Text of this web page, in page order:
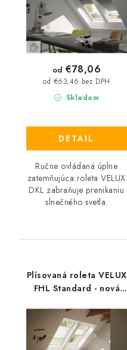
Skladom
od €63,46 bez DPH
od €78,06
DETAIL
Ručne ovládaná úplne
zatemňujúca roleta VELUX
DKL zabraňuje prenikaniu
slnečného svetla.
Plísovaná roleta VELUX
FHL Standard - nová